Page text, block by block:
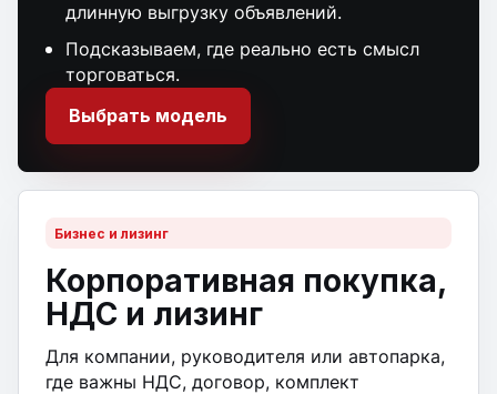
длинную выгрузку объявлений.
Подсказываем, где реально есть смысл
торговаться.
Выбрать модель
Бизнес и лизинг
Корпоративная покупка,
НДС и лизинг
Для компании, руководителя или автопарка,
где важны НДС, договор, комплект